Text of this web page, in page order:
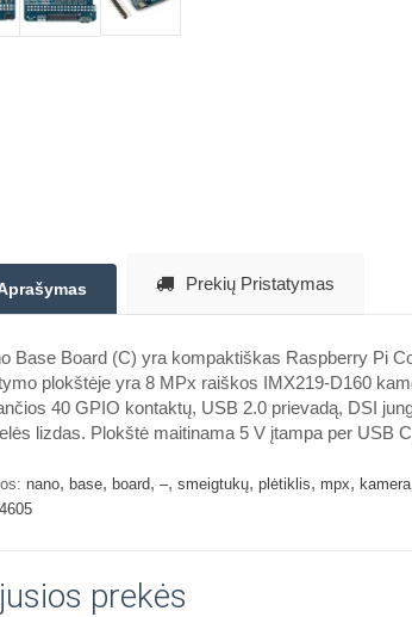
Prekių Pristatymas
Base Board (C) yra kompaktiškas Raspberry Pi
plokštėje yra 8 MPx raiškos IMX219-D160
40 GPIO kontaktų, USB 2.0 prievadą, DSI
lizdas. Plokštė maitinama 5 V įtampa per USB
nano, base, board, –, smeigtukų, plėtiklis, mpx, kamera
prekės